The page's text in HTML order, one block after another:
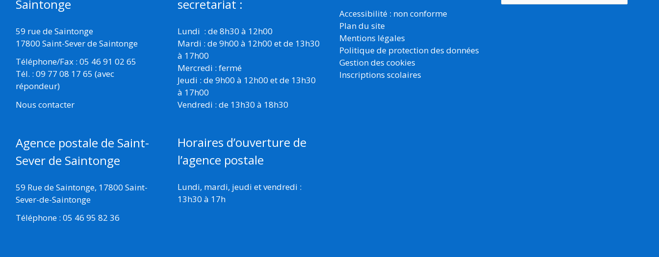
Saintonge
59 rue de Saintonge
17800 Saint-Sever de Saintonge
Téléphone/Fax : 05 46 91 02 65
Tél. : 09 77 08 17 65 (avec
répondeur)
Nous contacter
Agence postale de Saint-
Sever de Saintonge
59 Rue de Saintonge, 17800 Saint-
Sever-de-Saintonge
Téléphone : 05 46 95 82 36
secretariat :
Lundi : de 8h30 à 12h00
Mardi : de 9h00 à 12h00 et de 13h30
à 17h00
Mercredi : fermé
Jeudi : de 9h00 à 12h00 et de 13h30
à 17h00
Vendredi : de 13h30 à 18h30
Horaires d’ouverture de
l’agence postale
Lundi, mardi, jeudi et vendredi :
13h30 à 17h
Accessibilité : non conforme
Plan du site
Mentions légales
Politique de protection des données
Gestion des cookies
Inscriptions scolaires